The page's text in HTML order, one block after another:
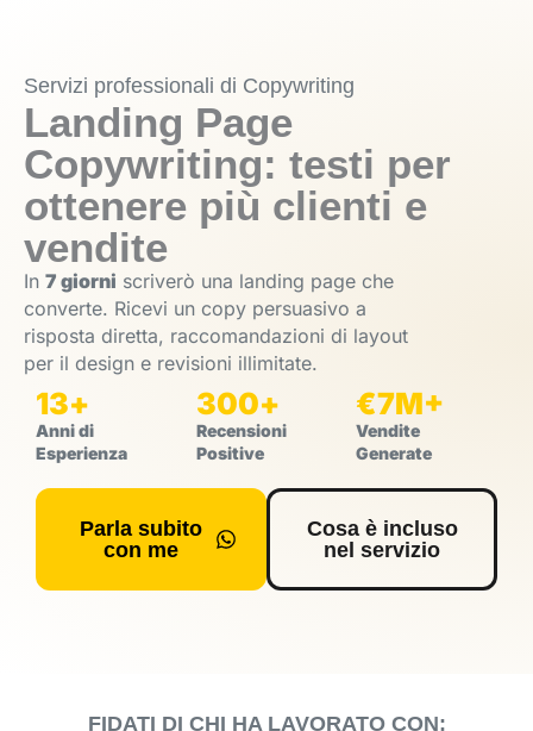
Servizi professionali di Copywriting
Landing Page
Copywriting: testi per
ottenere più clienti e
vendite
In 7 giorni scriverò una landing page che
converte. Ricevi un copy persuasivo a
risposta diretta, raccomandazioni di layout
per il design e revisioni illimitate.
Anni di
Esperienza
13+
Recensioni
Positive
300+
Vendite
Generate
€7M+
Parla subito
con me
Cosa è incluso
nel servizio
FIDATI DI CHI HA LAVORATO CON: